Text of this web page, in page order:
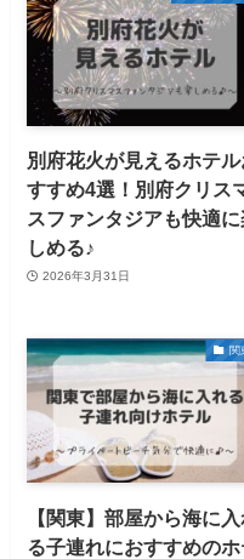
別府花火が見えるホテ
すすめ4選！別府クリス
スファンタジアも快適
しめる♪
2026年3月31日
関
【関東】部屋から海に
る子連れにおすすめの